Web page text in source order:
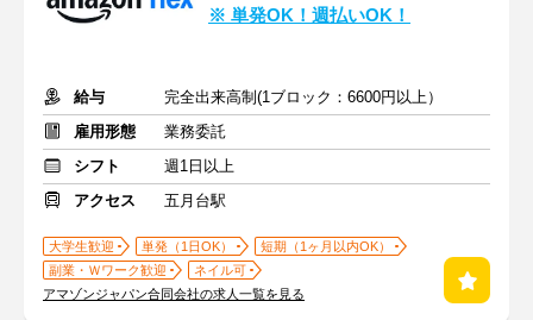
※ 単発OK！週払いOK！
給与
完全出来高制(1ブロック：6600円以上）
雇用形態
業務委託
シフト
週1日以上
アクセス
五月台駅
大学生歓迎 単発（1日OK）
短期（1ヶ月以内OK）
副業・Ｗワーク歓迎
ネイル可
アマゾンジャパン合同会社の求人一覧を見る